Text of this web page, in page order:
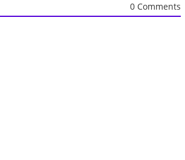
0 Comments